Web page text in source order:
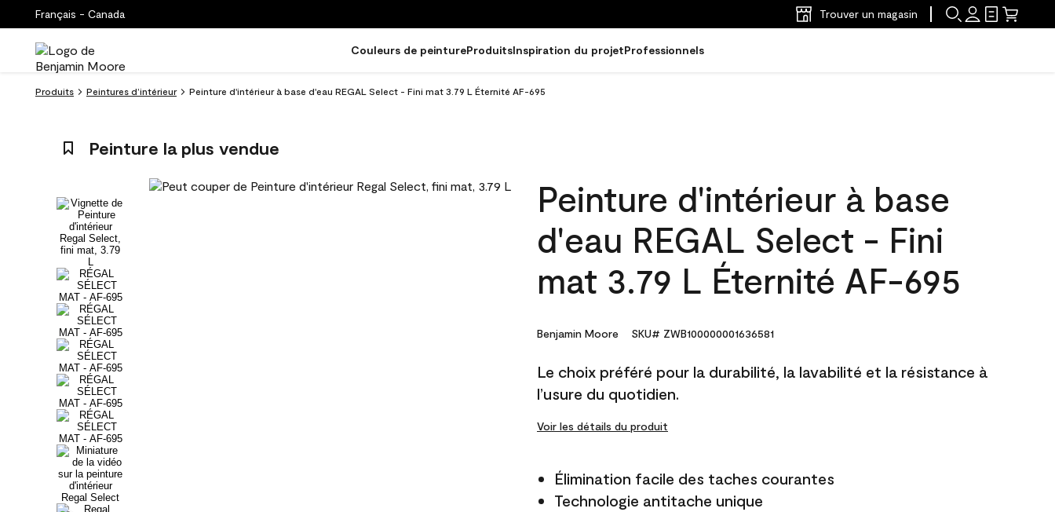
Français - Canada Trouver un magasin
Couleurs de peintureProduitsInspiration du projetProfessionnels
Produits Peintures d’intérieur Peinture d'intérieur à base d'eau REGAL Select - Fini mat 3.79 L Éternité AF-695
Peinture la plus vendue
Peinture d'intérieur à base
d'eau REGAL Select - Fini
mat 3.79 L Éternité AF-695
Benjamin Moore SKU# ZWB100000001636581
Le choix préféré pour la durabilité, la lavabilité et la résistance à
l’usure du quotidien.
Voir les détails du produit
Élimination facile des taches courantes
Technologie antitache unique